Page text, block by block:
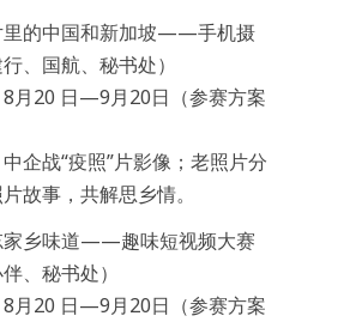
里的中国和新加坡——手机摄
、国航、秘书处）
月20 日—9月20日（参赛方案
企战“疫照”片影像；老照片分
故事，共解思乡情。
家乡味道——趣味短视频大赛
、秘书处）
月20 日—9月20日（参赛方案